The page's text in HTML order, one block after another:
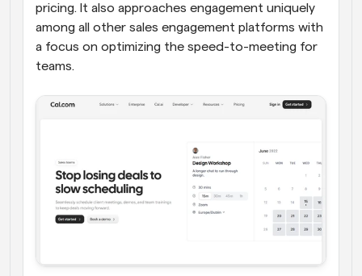
pricing. It also approaches engagement uniquely
among all other sales engagement platforms with
a focus on optimizing the speed-to-meeting for
teams.